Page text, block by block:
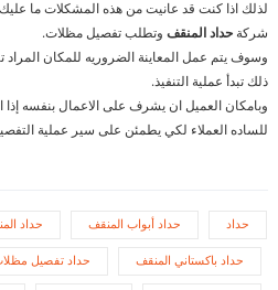
لذلك اذا كنت قد عانيت من هذه المشكلات ما
شركة حداد المنقف وتطلب تفصيل مظلات.
وسوف يتم عمل المعاينة الضروريه للمكان
ذلك تبدأ عملية التنفيذ.
وبامكان العميل ان يشرف على الاعمال بنفسه إذا
للساده العملاء لكي يطمئن على سير عملية
حداد حداد أبواب المنقف حداد
حداد باكستاني المنقف حداد تفصيل